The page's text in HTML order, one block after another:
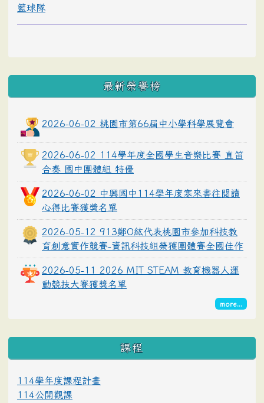
籃球隊
最新榮譽榜
2026-06-02 桃園市第66屆中小學科學展覽會
2026-06-02 114學年度全國學生音樂比賽 直笛
合奏 國中團體組 特優
2026-06-02 中興國中114學年度寒來書往閱讀
心得比賽獲獎名單
2026-05-12 913鄭O紘代表桃園市參加科技教
育創意實作競賽-資訊科技組榮獲團體賽全國佳作
2026-05-11 2026 MIT STEAM 教育機器人運
動競技大賽獲獎名單
more...
課程
114學年度課程計畫
114公開觀課